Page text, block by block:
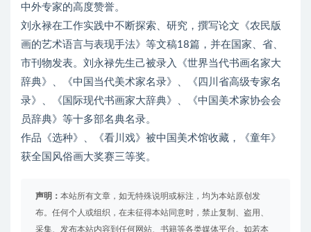
中外专家的高度赞誉。
刘永禄在工作实践中不断探索、研究，撰写论文《农民版
画的艺术语言与表现手法》等文稿18篇，并在国家、省、
市刊物发表。刘永禄先生己被录入《世界当代书画名家大
辞典》、《中国当代美术家名录》、《四川省高级专家名
录》、《国际现代书画家大辞典》、《中国美术家协会会
员辞典》等十多部名典名录。
作品《选种》、《看川戏》被中国美术馆收藏，《童年》
获全国风俗画大奖赛三等奖。
声明： 本站所有文章，如无特殊说明或标注，均为本站原创发
布。任何个人或组织，在未征得本站同意时，禁止复制、盗用、
采集、发布本站内容到任何网站、书籍等各类媒体平台。如若本